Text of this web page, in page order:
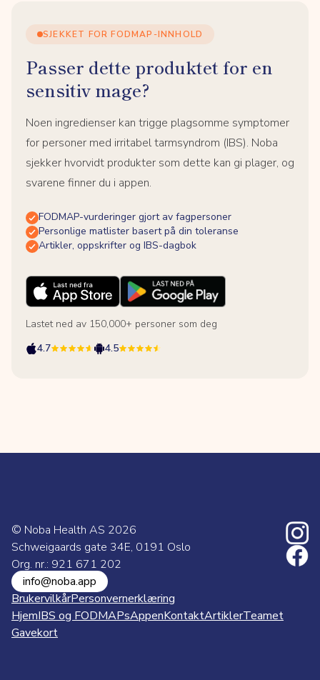
SJEKKET FOR FODMAP-INNHOLD
Passer dette produktet for en
sensitiv mage?
Noen ingredienser kan trigge plagsomme symptomer
for personer med irritabel tarmsyndrom (IBS). Noba
sjekker hvorvidt produkter som dette kan gi plager, og
svarene finner du i appen.
FODMAP-vurderinger gjort av fagpersoner
Personlige matlister basert på din toleranse
Artikler, oppskrifter og IBS-dagbok
Lastet ned av 150,000+ personer som deg
4.7
4.5
© Noba Health AS 2026
Schweigaards gate 34E, 0191 Oslo
Org. nr.: 921 671 202
info@noba.app
BrukervilkårPersonvernerklæring
HjemIBS og FODMAPsAppenKontaktArtiklerTeamet
Gavekort